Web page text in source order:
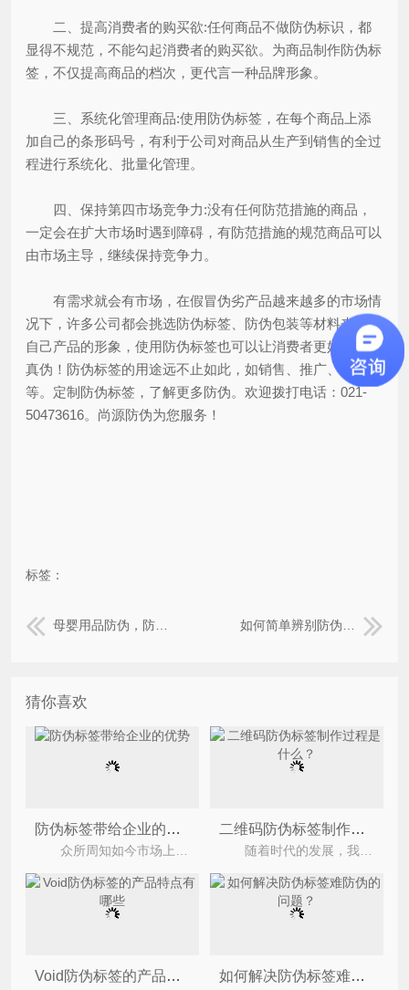
二、提高消费者的购买欲:任何商品不做防伪标识，都
显得不规范，不能勾起消费者的购买欲。为商品制作防伪标
签，不仅提高商品的档次，更代言一种品牌形象。
三、系统化管理商品:使用防伪标签，在每个商品上添
加自己的条形码号，有利于公司对商品从生产到销售的全过
程进行系统化、批量化管理。
四、保持第四市场竞争力:没有任何防范措施的商品，
一定会在扩大市场时遇到障碍，有防范措施的规范商品可以
由市场主导，继续保持竞争力。
有需求就会有市场，在假冒伪劣产品越来越多的市场情
况下，许多公司都会挑选防伪标签、防伪包装等材料来保护
自己产品的形象，使用防伪标签也可以让消费者更好的辨别
真伪！防伪标签的用途远不止如此，如销售、推广、营销
等。定制防伪标签，了解更多防伪。欢迎拨打电话：021-
50473616。尚源防伪为您服务！
标签：
母婴用品防伪，防窜货系统可以解决哪些问题？ 如何简单辨别防伪标签的防伪技术？
猜你喜欢
防伪标签带给企业的优势 二维码防伪标签制作过程是什么？
Void防伪标签的产品特点有哪些 如何解决防伪标签难防伪的问题？